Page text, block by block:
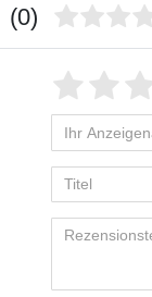
(0)